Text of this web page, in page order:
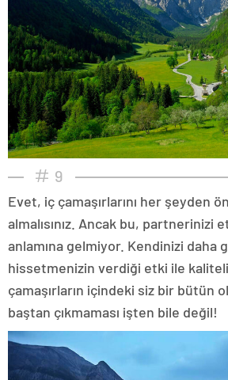
9
Evet, iç çamaşırlarını her şeyden
almalısınız. Ancak bu, partnerinizi
anlamına gelmiyor. Kendinizi daha
hissetmenizin verdiği etki ile
çamaşırların içindeki siz bir bütün
baştan çıkmaması işten bile değil!